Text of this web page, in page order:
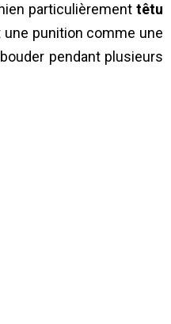
particulièrement têtu
une punition comme une
pendant plusieurs